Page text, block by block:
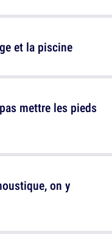
et la piscine
on y
mettre les pieds